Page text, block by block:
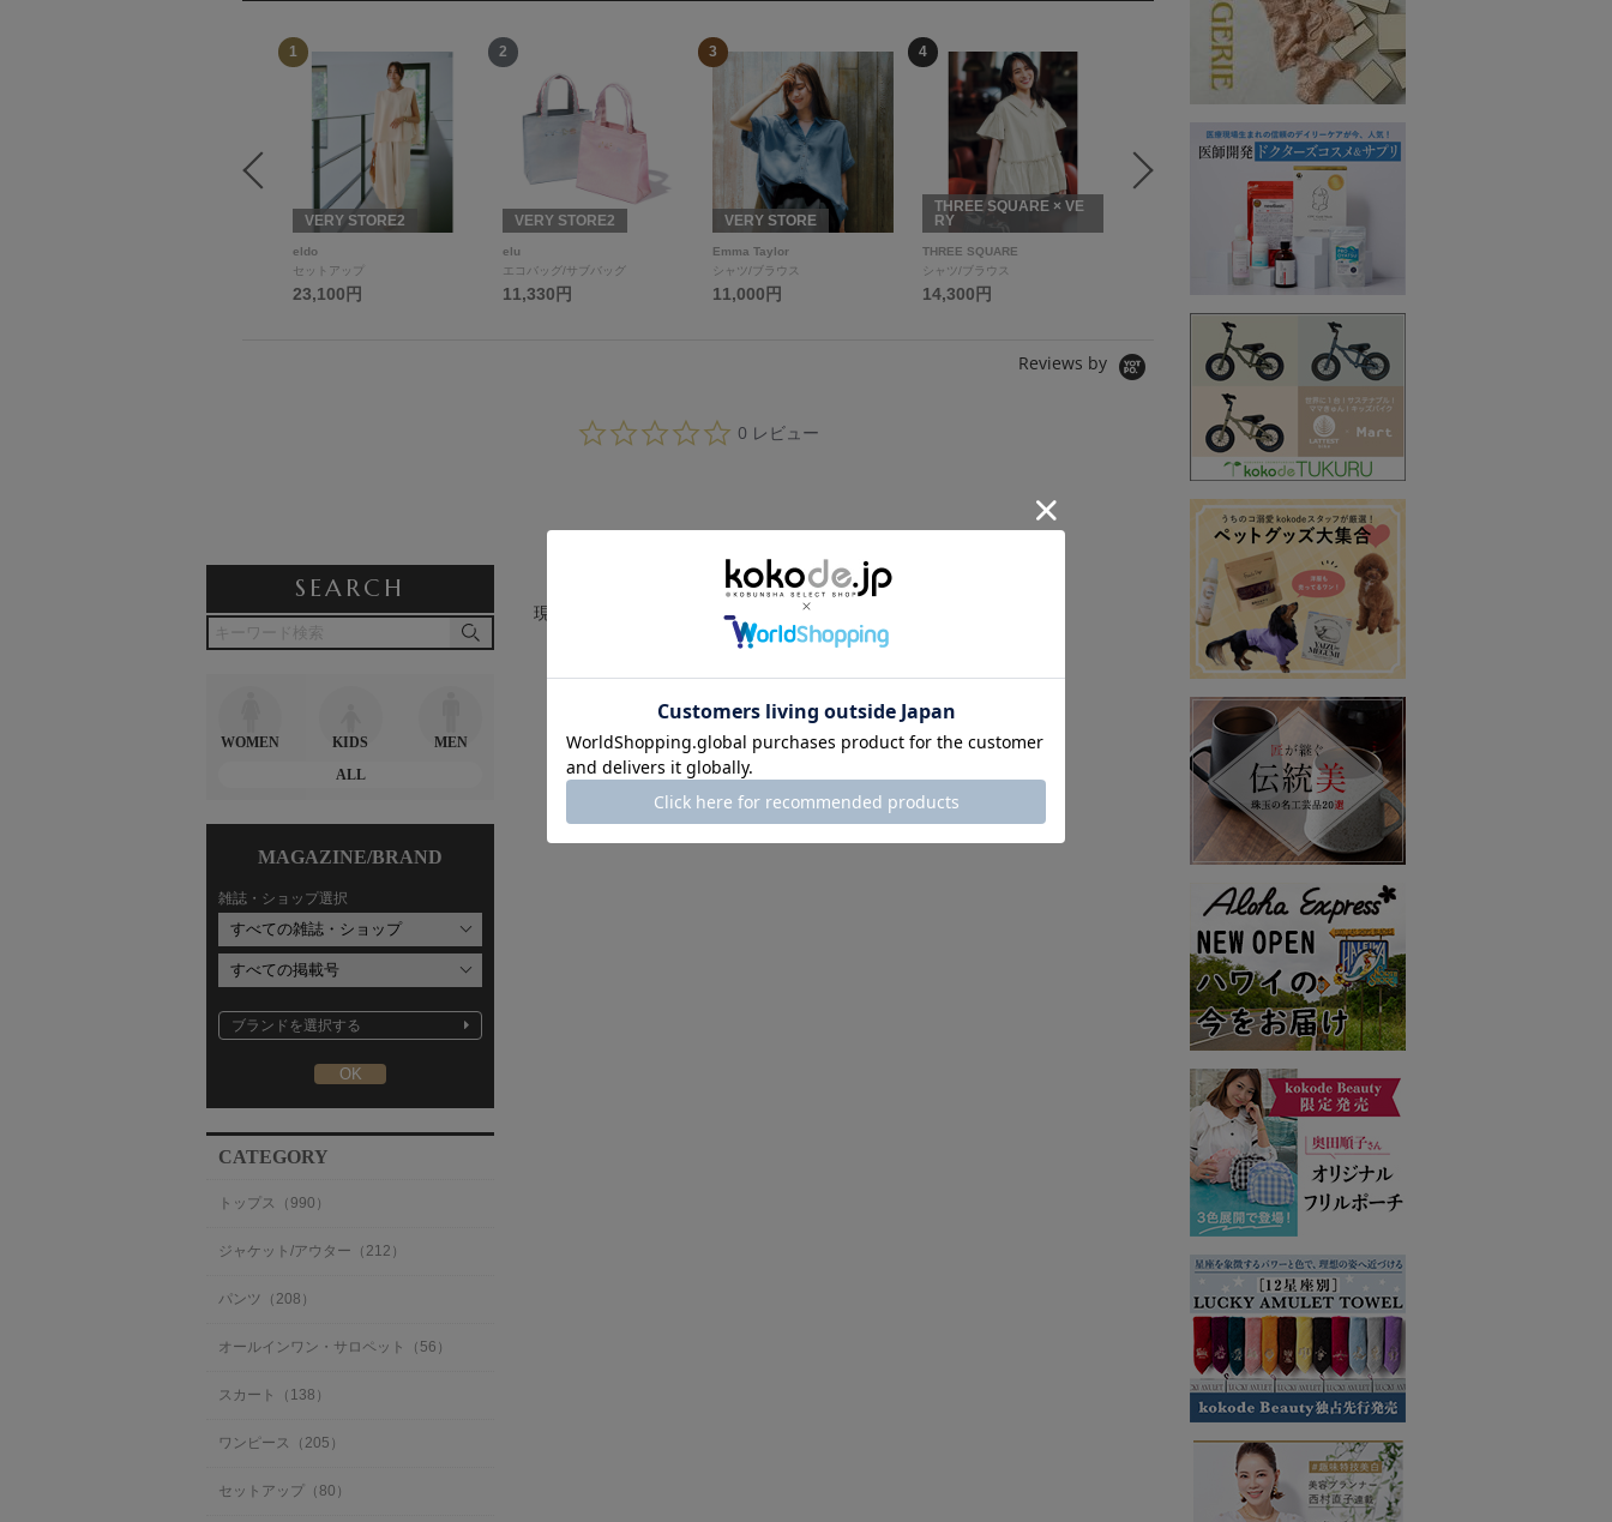
SEARCH
WOMEN KIDS
MEN
ALL
MAGAZINE/BRAND
雑誌・ショップ選択
ブランドを選択する
CATEGORY
トップス（990）
ジャケット/アウター（212）
パンツ（208）
オールインワン・サロペット（56）
スカート（138）
ワンピース（205）
セットアップ（80）
1
VERY STORE2
eldo
セットアップ
23,100円
2
VERY STORE2
elu
エコバッグ/サブバッグ
11,330円
3
VERY STORE
Emma Taylor
シャツ/ブラウス
11,000円
4
THREE SQUARE × VE
RY
THREE SQUARE
シャツ/ブラウス
14,300円
THREE SQUARE × VE
6
cache cache
ショルダーバッグ
6,490円
Reviews by
0.
0
a
t
i
n
g
0 レビュー
現在、この商品の レビュー はありません。